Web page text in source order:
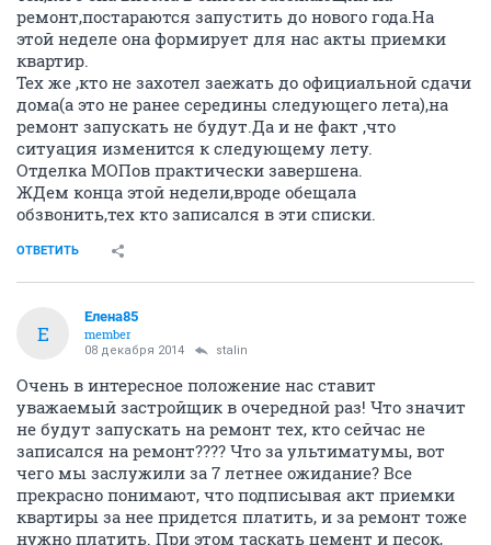
ремонт,постараются запустить до нового года.На
этой неделе она формирует для нас акты приемки
квартир.
Тех же ,кто не захотел заежать до официальной сдачи
дома(а это не ранее середины следующего лета),на
ремонт запускать не будут.Да и не факт ,что
ситуация изменится к следующему лету.
Отделка МОПов практически завершена.
ЖДем конца этой недели,вроде обещала
обзвонить,тех кто записался в эти списки.
ОТВЕТИТЬ
Е
Елена85
member
08 декабря 2014 stalin
Очень в интересное положение нас ставит
уважаемый застройщик в очередной раз! Что значит
не будут запускать на ремонт тех, кто сейчас не
записался на ремонт???? Что за ультиматумы, вот
чего мы заслужили за 7 летнее ожидание? Все
прекрасно понимают, что подписывая акт приемки
квартиры за нее придется платить, и за ремонт тоже
нужно платить. При этом таскать цемент и песок,